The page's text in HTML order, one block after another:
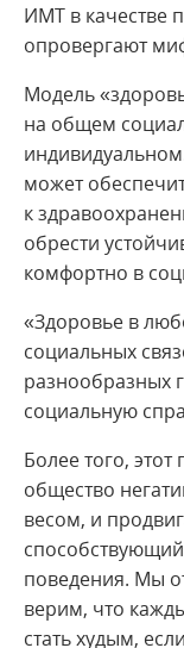
ИМТ в качестве
опровергают
Модель
на общем
может
к
обрести
комфортно в
«Здоровье в
социальных
разнообразных
социальную
Более того, этот
общество
весом, и
поведения. Мы
верим, что
стать худым,